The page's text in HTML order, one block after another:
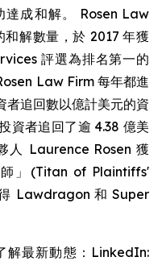
達成和解。 Rosen Law
解數量，於 2017 年獲
評選為排名第一的
Law Firm 每年都進
者追回數以億計美元的資
資者追回了逾 4.38 億美
人 Laurence Rosen 獲
」(Titan of Plaintiffs'
Lawdragon 和 Super
解最新動態：LinkedIn: